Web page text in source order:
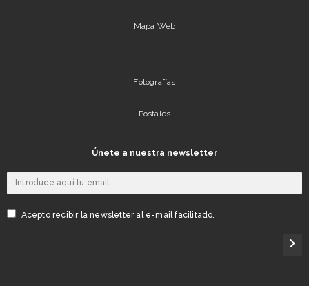
Mapa Web
Fotografías
Postales
Únete a nuestra newsletter
Acepto recibir la newsletter al e-mail facilitado.